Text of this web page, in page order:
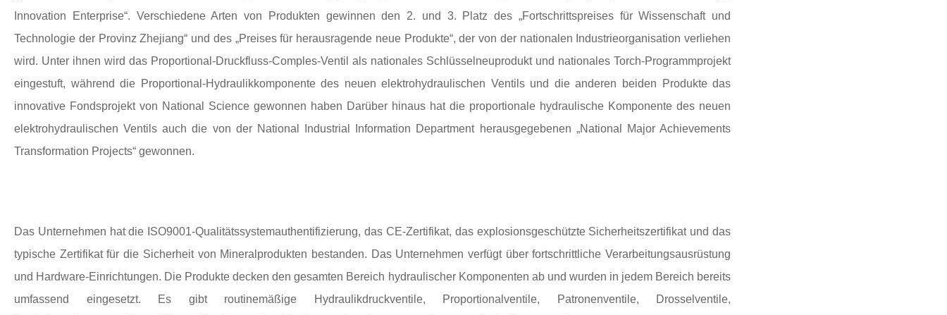
Innovation Enterprise“. Verschiedene Arten von Produkten gewinnen den 2. und 3. Platz des „Fortschrittspreises für Wissenschaft und
Technologie der Provinz Zhejiang“ und des „Preises für herausragende neue Produkte“, der von der nationalen Industrieorganisation verliehen
wird. Unter ihnen wird das Proportional-Druckfluss-Comples-Ventil als nationales Schlüsselneuprodukt und nationales Torch-Programmprojekt
eingestuft, während die Proportional-Hydraulikkomponente des neuen elektrohydraulischen Ventils und die anderen beiden Produkte das
innovative Fondsprojekt von National Science gewonnen haben Darüber hinaus hat die proportionale hydraulische Komponente des neuen
elektrohydraulischen Ventils auch die von der National Industrial Information Department herausgegebenen „National Major Achievements
Transformation Projects“ gewonnen.
Das Unternehmen hat die ISO9001-Qualitätssystemauthentifizierung, das CE-Zertifikat, das explosionsgeschützte Sicherheitszertifikat und das
typische Zertifikat für die Sicherheit von Mineralprodukten bestanden. Das Unternehmen verfügt über fortschrittliche Verarbeitungsausrüstung
und Hardware-Einrichtungen. Die Produkte decken den gesamten Bereich hydraulischer Komponenten ab und wurden in jedem Bereich bereits
umfassend eingesetzt. Es gibt routinemäßige Hydraulikdruckventile, Proportionalventile, Patronenventile, Drosselventile,